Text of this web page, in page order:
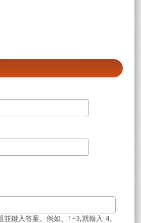
鍵入答案。例如、1+3,就輸入 4。